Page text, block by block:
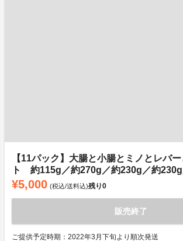
【11パック】大腸と小腸とミノとレバ
ト 約115g／約270g／約230g／約
¥5,000 (税込/送料込)残り0
販売終了
ご提供予定時期：2022年3月下旬より順次発送